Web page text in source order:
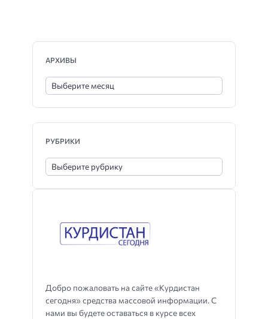
Добро пожаловать на сайте «Курдистан
сегодня» средства массовой информации. С
нами вы будете оставаться в курсе всех
АРХИВЫ
РУБРИКИ